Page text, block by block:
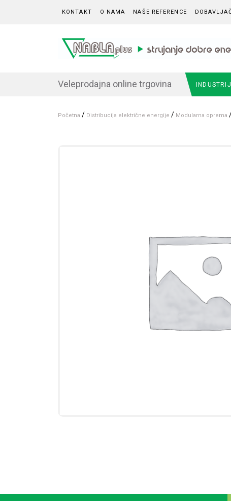
KONTAKT O NAMA NAŠE REFERENCE
Veleprodajna online trgovina
Početna / Distribucija električne energije / Modularna oprema